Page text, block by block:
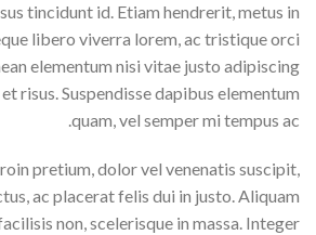
tincidunt id. Etiam hendrerit, metus in
libero viverra lorem, ac tristique orci
elementum nisi vitae justo adipiscing
risus. Suspendisse dapibus elementum
quam, vel semper mi tempus ac.
pretium, dolor vel venenatis suscipit,
ac placerat felis dui in justo. Aliquam
non, scelerisque in massa. Integer